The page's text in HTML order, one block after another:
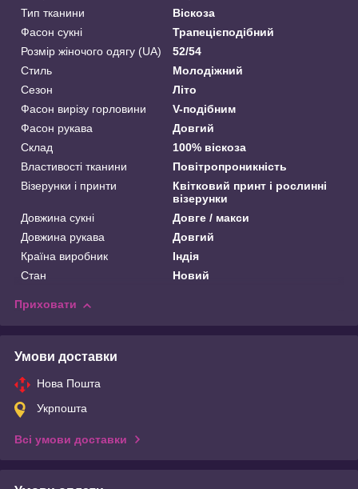
Тип тканини
Віскоза
Фасон сукні
Трапецієподібний
Розмір жіночого одягу (UA)
52/54
Стиль
Молодіжний
Сезон
Літо
Фасон вирізу горловини
V-подібним
Фасон рукава
Довгий
Склад
100% віскоза
Властивості тканини
Повітропроникність
Візерунки і принти
Квітковий принт і рослинні
візерунки
Довжина сукні
Довге / макси
Довжина рукава
Довгий
Країна виробник
Індія
Стан
Новий
Приховати
Умови доставки
Нова Пошта
Укрпошта
Всі умови доставки